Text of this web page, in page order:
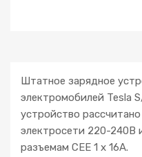
Штатное зарядное
электромобилей Tesla
устройство
электросети 220-240В
разъемам CEE 1 x 16A.